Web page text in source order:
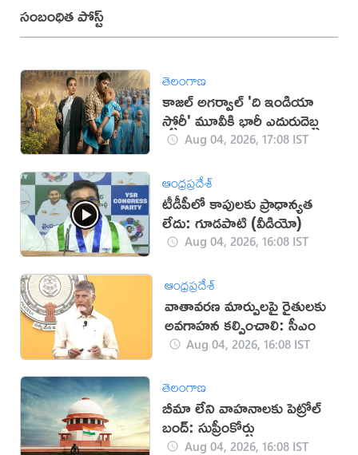
సంబంధిత పోస్ట్
తెలంగాణ
కాజల్ అగర్వాల్ 'ది ఇండియా
స్టోరీ' మూవీకి భారీ ఎదురుదెబ్బ
Aug 04, 2026, 17:08 IST
ఆంధ్రప్రదేశ్
టీడీపీలో కాపులకు ప్రాధాన్యత
లేదు: గూడపాటి (వీడియో)
Aug 04, 2026, 16:08 IST
ఆంధ్రప్రదేశ్
వాతావరణ మార్పులపై రైతులకు
అవగాహన కల్పించాలి: సీఎం
Aug 04, 2026, 16:08 IST
తెలంగాణ
బీమా లేని వాహనాలకు పెట్రోల్
బంద్: సుప్రీంకోర్టు
Aug 04, 2026, 16:08 IST